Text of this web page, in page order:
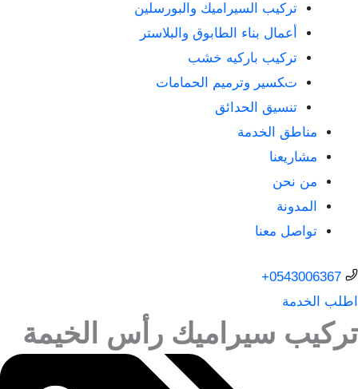
تركيب السيراميك والبورسلين
أعمال بناء الطابوق والبلاستر
تركيب باركيه خشب
تكسير وترميم الحمامات
تنسيق الحدائق
مناطق الخدمة
مشاريعنا
من نحن
المدونة
تواصل معنا
0543006367+
اطلب الخدمة
تركيب سيراميك رأس الخيمة